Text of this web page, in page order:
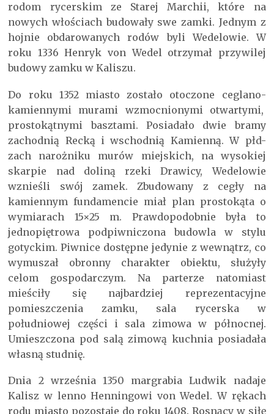
rodom rycerskim ze Starej Marchii, które na
nowych włościach budowały swe zamki. Jednym z
hojnie obdarowanych rodów byli Wedelowie. W
roku 1336 Henryk von Wedel otrzymał przywilej
budowy zamku w Kaliszu.
Do roku 1352 miasto zostało otoczone ceglano-
kamiennymi murami wzmocnionymi otwartymi,
prostokątnymi basztami. Posiadało dwie bramy
zachodnią Recką i wschodnią Kamienną. W płd-
zach narożniku murów miejskich, na wysokiej
skarpie nad doliną rzeki Drawicy, Wedelowie
wznieśli swój zamek. Zbudowany z cegły na
kamiennym fundamencie miał plan prostokąta o
wymiarach 15×25 m. Prawdopodobnie była to
jednopiętrowa podpiwniczona budowla w stylu
gotyckim. Piwnice dostępne jedynie z wewnątrz, co
wymuszał obronny charakter obiektu, służyły
celom gospodarczym. Na parterze natomiast
mieściły się najbardziej reprezentacyjne
pomieszczenia zamku, sala rycerska w
południowej części i sala zimowa w północnej.
Umieszczona pod salą zimową kuchnia posiadała
własną studnię.
Dnia 2 września 1350 margrabia Ludwik nadaje
Kalisz w lenno Henningowi von Wedel. W rękach
rodu miasto pozostaje do roku 1408. Rosnący w siłę